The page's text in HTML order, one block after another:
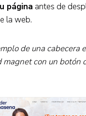
página antes de
la web.
de una cabecera
magnet con un botón